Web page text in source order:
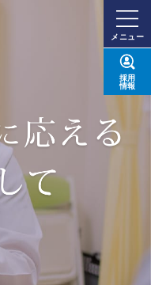
メニュー
採用
情報